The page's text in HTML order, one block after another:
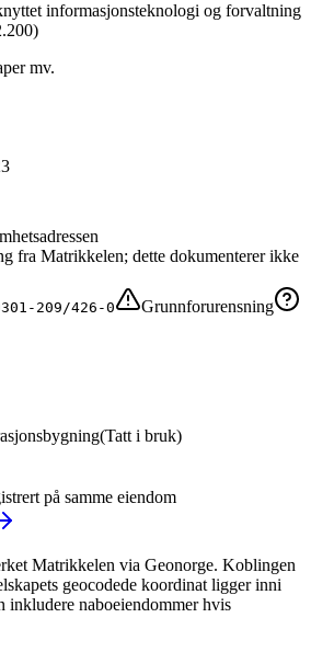
informasjonsteknologi og forvaltning
)
mv.
fra Matrikkelen; dette dokumenterer ikke
209/426-0
Grunnforurensning
(Tatt i bruk)
på samme eiendom
Matrikkelen via Geonorge. Koblingen
geocodede koordinat ligger inni
inkludere naboeiendommer hvis